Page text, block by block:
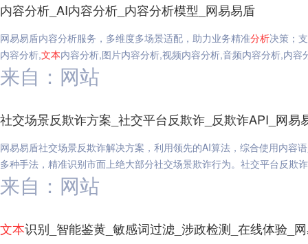
内容分析_AI内容分析_内容分析模型_网易易盾
网易易盾内容分析服务，多维度多场景适配，助力业务精准分析决策；
内容分析,文本内容分析,图片内容分析,视频内容分析,音频内容分析,内
来自：网站
社交场景反欺诈方案_社交平台反欺诈_反欺诈API_网易
网易易盾社交场景反欺诈解决方案，利用领先的AI算法，综合使用内容
多种手法，精准识别市面上绝大部分社交场景欺诈行为。社交平台反欺
来自：网站
文本识别_智能鉴黄_敏感词过滤_涉政检测_在线体验_